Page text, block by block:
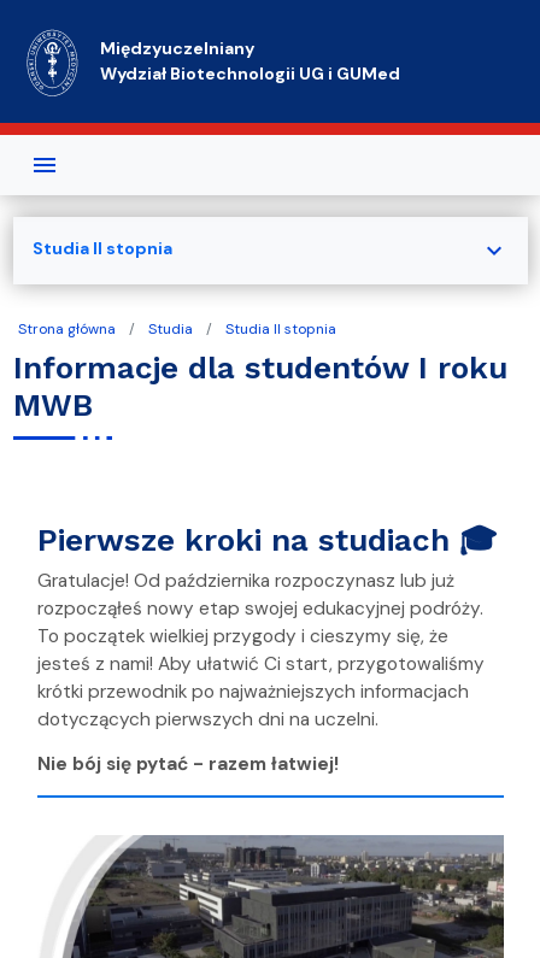
Międzyuczelniany
Wydział Biotechnologii UG i GUMed
Strona główna Studia Studia II stopnia
Informacje dla studentów I roku
MWB
Pierwsze kroki na studiach 🎓
Gratulacje! Od października rozpoczynasz lub już
rozpocząłeś nowy etap swojej edukacyjnej podróży.
To początek wielkiej przygody i cieszymy się, że
jesteś z nami! Aby ułatwić Ci start, przygotowaliśmy
krótki przewodnik po najważniejszych informacjach
dotyczących pierwszych dni na uczelni.
Nie bój się pytać - razem łatwiej!
Studia II stopnia expand_more